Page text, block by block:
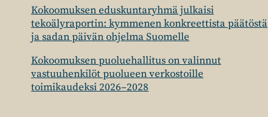
Kokoomuksen eduskuntaryhmä julkaisi
tekoälyraportin: kymmenen konkreettista päätöstä
ja sadan päivän ohjelma Suomelle
Kokoomuksen puoluehallitus on valinnut
vastuuhenkilöt puolueen verkostoille
toimikaudeksi 2026–2028